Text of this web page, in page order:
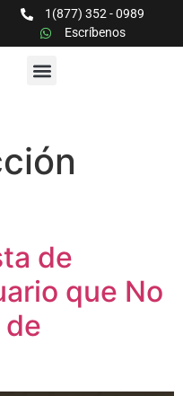
1(877) 352 - 0989
Escríbenos
de
que No
de